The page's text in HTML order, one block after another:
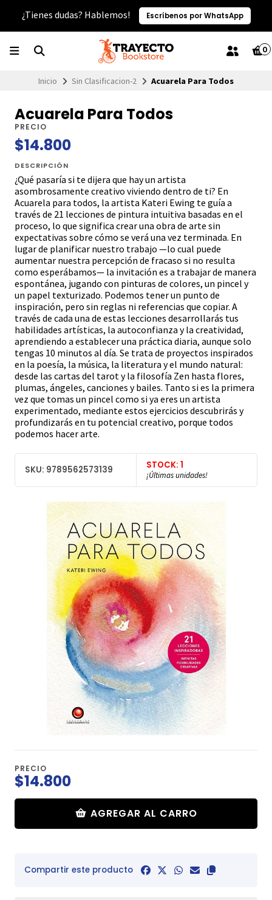
¿Tienes dudas? Hablemos! Escríbenos por WhatsApp
0
Inicio Sin Clasificacion-2 Acuarela Para Todos
Acuarela Para Todos
PRECIO
$14.800
DESCRIPCIÓN
¿Qué pasaría si te dijera que hay un artista
asombrosamente creativo viviendo dentro de ti? En
Acuarela para todos, la artista Kateri Ewing te guía a
través de 21 lecciones de pintura intuitiva basadas en el
proceso, lo que significa crear una obra de arte sin
expectativas sobre cómo se verá una vez terminada. En
lugar de planificar nuestro trabajo —lo cual puede
aumentar nuestra percepción de fracaso si no resulta
como esperábamos— la invitación es a trabajar de manera
espontánea, jugando con pinturas de colores, un pincel y
un papel texturizado. Podemos tener un punto de
inspiración, pero sin reglas ni referencias que copiar. A
través de cada una de estas lecciones desarrollarás tus
habilidades artísticas, la autoconfianza y la creatividad,
aprendiendo a establecer una práctica diaria, aunque solo
tengas 10 minutos al día. Se trata de proyectos inspirados
en la poesía, la música, la literatura y el mundo natural:
desde las cartas del tarot y la filosofía Zen hasta flores,
plumas, ángeles, canciones y bailes. Tanto si es la primera
vez que tomas un pincel como si ya eres un artista
experimentado, mediante estos ejercicios descubrirás y
profundizarás en tu potencial creativo, porque todos
podemos hacer arte.
SKU: 9789562573139 STOCK: 1
¡Últimas unidades!
PRECIO
$14.800
AGREGAR AL CARRO
Compartir este producto